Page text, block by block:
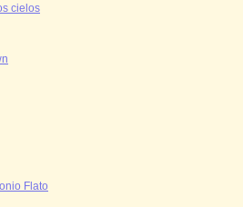
cielos
Flato